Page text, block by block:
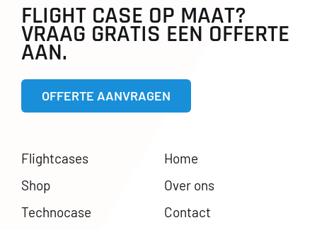
FLIGHT CASE OP MAAT?
VRAAG GRATIS EEN OFFERTE
AAN.
OFFERTE AANVRAGEN
Flightcases
Shop
Technocase
Home
Over ons
Contact